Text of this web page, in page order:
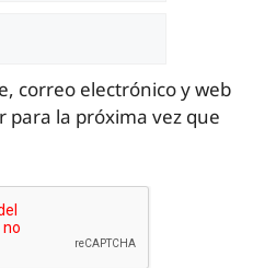
correo electrónico y web
para la próxima vez que